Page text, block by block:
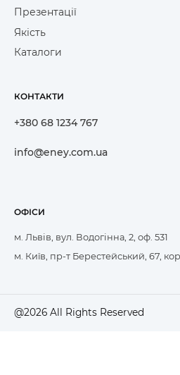
Презентації
Якість
Каталоги
КОНТАКТИ
+380 68 1234 767
info@eney.com.ua
ОФІСИ
м. Львів, вул. Водогінна, 2, оф. 531
м. Київ, пр-т Берестейський, 67,
@2026 All Rights Reserved